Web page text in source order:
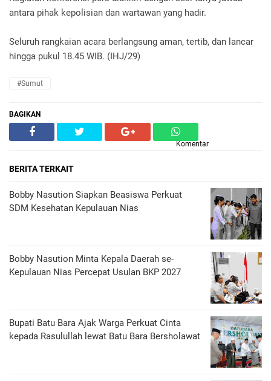
antara pihak kepolisian dan wartawan yang hadir.
Seluruh rangkaian acara berlangsung aman, tertib, dan lancar
hingga pukul 18.45 WIB. (IHJ/29)
#Sumut
BAGIKAN
Komentar
BERITA TERKAIT
Bobby Nasution Siapkan Beasiswa Perkuat
SDM Kesehatan Kepulauan Nias
Bobby Nasution Minta Kepala Daerah se-
Kepulauan Nias Percepat Usulan BKP 2027
Bupati Batu Bara Ajak Warga Perkuat Cinta
kepada Rasulullah lewat Batu Bara Bersholawat